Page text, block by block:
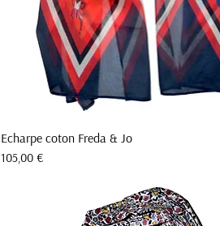
Aperçu rapide
Echarpe coton Freda & Jo
Prix
105,00 €